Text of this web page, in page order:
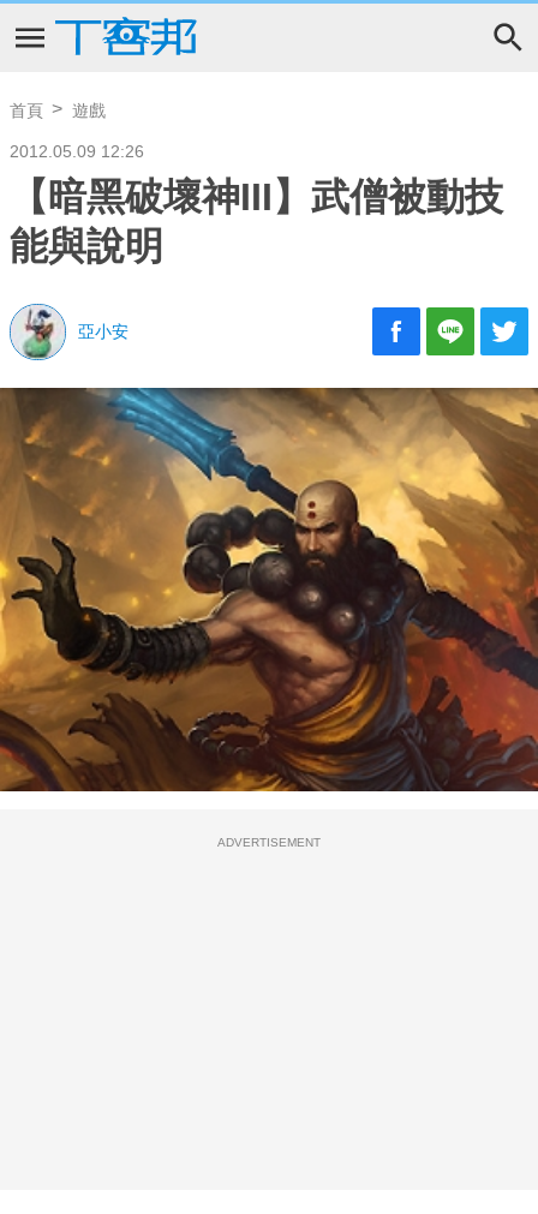
首頁 遊戲
2012.05.09 12:26
【暗黑破壞神III】武僧被動技
能與說明
亞小安
ADVERTISEMENT